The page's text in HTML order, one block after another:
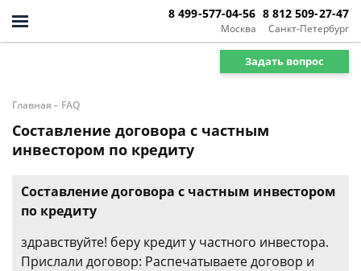
Москва
8 499-577-04-56
Санкт-Петербург
8 812 509-27-47
Задать вопрос
Главная - FAQ
Составление договора с частным
инвестором по кредиту
Составление договора с частным инвестором
по кредиту
здравствуйте! беру кредит у частного инвестора.
Прислали договор: Распечатываете договор и